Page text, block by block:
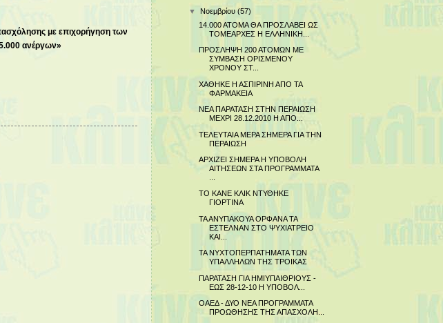
με επιχορήγηση των
ανέργων»
▼ Νοεμβρίου(57)
14.000 ΑΤΟΜΑ ΘΑ ΠΡΟΣΛΑΒΕΙ ΩΣ
ΤΟΜΕΑΡΧΕΣ Η ΕΛΛΗΝΙΚΗ...
ΠΡΟΣΛΗΨΗ 200 ΑΤΟΜΩΝ ΜΕ
ΣΥΜΒΑΣΗ ΟΡΙΣΜΕΝΟΥ
ΧΡΟΝΟΥ ΣΤ...
ΧΑΘΗΚΕ Η ΑΣΠΙΡΙΝΗ ΑΠΟ ΤΑ
ΦΑΡΜΑΚΕΙΑ
ΝΕΑ ΠΑΡΑΤΑΣΗ ΣΤΗΝ ΠΕΡΑΙΩΣΗ
ΜΕΧΡΙ 28.12.2010 Η ΑΠΟ...
ΤΕΛΕΥΤΑΙΑ ΜΕΡΑ ΣΗΜΕΡΑ ΓΙΑ ΤΗΝ
ΠΕΡΑΙΩΣΗ
ΑΡΧΙΖΕΙ ΣΗΜΕΡΑ Η ΥΠΟΒΟΛΗ
ΑΙΤΗΣΕΩΝ ΣΤΑ ΠΡΟΓΡΑΜΜΑΤΑ
ΤΟ ΚΑΝΕ ΚΛΙΚ ΝΤΥΘΗΚΕ
ΓΙΟΡΤΙΝΑ
ΤΑ ΑΝΥΠΑΚΟΥΑ ΟΡΦΑΝΑ ΤΑ
ΕΣΤΕΛΝΑΝ ΣΤΟ ΨΥΧΙΑΤΡΕΙΟ
ΚΑΙ...
ΤΑ ΝΥΧΤΟΠΕΡΠΑΤΗΜΑΤΑ ΤΩΝ
ΥΠΑΛΛΗΛΩΝ ΤΗΣ ΤΡΟΙΚΑΣ
ΠΑΡΑΤΑΣΗ ΓΙΑ ΗΜΙΥΠΑΙΘΡΙΟΥΣ -
ΕΩΣ 28-12-10 Η ΥΠΟΒΟΛ...
ΟΑΕΔ - ΔΥΟ ΝΕΑ ΠΡΟΓΡΑΜΜΑΤΑ
ΠΡΟΩΘΗΣΗΣ ΤΗΣ ΑΠΑΣΧΟΛΗ...